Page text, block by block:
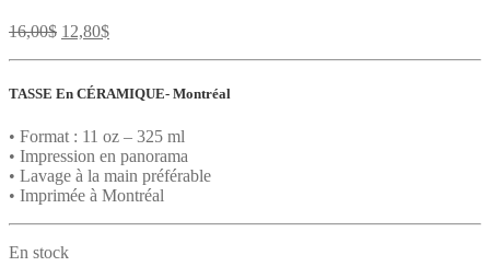
16,00$ Le
était :
12,80$Le
est :
TASSE En CÉRAMIQUE- Montréal
• Format : 11 oz – 325 ml
• Impression en panorama
• Lavage à la main préférable
• Imprimée à Montréal
En stock